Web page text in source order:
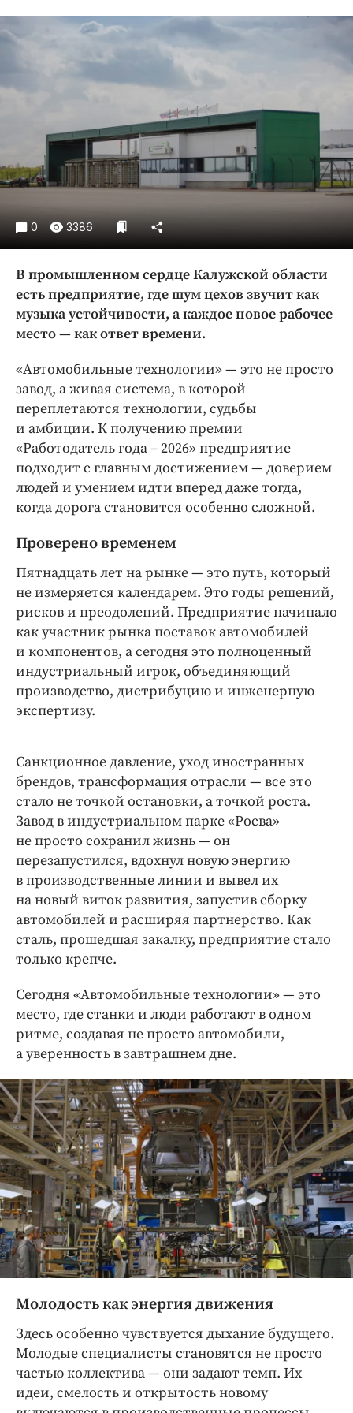
Культура
Недвижимость и ЖКХ
Образование
Погода
Праздники
Происшествия
Экономика и бизнес
Издания
Медиаперсона
Бренд года
Работодатель года
0 3386
В промышленном сердце Калужской области
есть предприятие, где шум цехов звучит как
музыка устойчивости, а каждое новое рабочее
место — ​как ответ времени.
«Автомобильные технологии» — ​это не просто
завод, а живая система, в которой
переплетаются технологии, судьбы
и амбиции. К получению премии
«Работодатель года – 2026» предприятие
подходит с главным достижением — ​доверием
людей и умением идти вперед даже тогда,
когда дорога становится особенно сложной.
Проверено временем
Пятнадцать лет на рынке — ​это путь, который
не измеряется календарем. Это годы решений,
рисков и преодолений. Предприятие начинало
как участник рынка поставок автомобилей
и компонентов, а сегодня ​это полноценный
индустриальный игрок, объединяющий
производство, дистрибуцию и инженерную
экспертизу.
Санкционное давление, уход иностранных
брендов, трансформация отрасли — ​все это
стало не точкой остановки, а точкой роста.
Завод в индустриальном парке «Росва»
не просто сохранил жизнь — ​он
перезапустился, вдохнул новую энергию
в производственные линии и вывел их
на новый виток развития, запустив сборку
автомобилей и расширяя партнерство. Как
сталь, прошедшая закалку, предприятие стало
только крепче.
Сегодня «Автомобильные технологии» — ​это
место, где станки и люди работают в одном
ритме, создавая не просто автомобили,
а уверенность в завтрашнем дне.
Молодость как энергия движения
Здесь особенно чувствуется дыхание будущего.
Молодые специалисты становятся не просто
частью коллектива — ​они задают темп. Их
идеи, смелость и открытость новому